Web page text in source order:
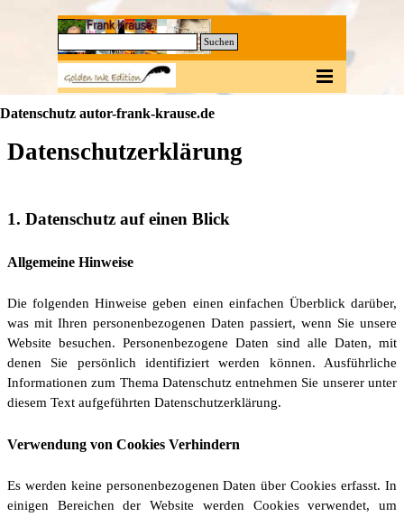
Direkt zum Seiteninhalt
Suchen
Datenschutz autor-frank-krause.de
Datenschutzerklärung
1. Datenschutz auf einen Blick
Allgemeine Hinweise
Die folgenden Hinweise geben einen einfachen Überblick darüber,
was mit Ihren personenbezogenen Daten passiert, wenn Sie unsere
Website besuchen. Personenbezogene Daten sind alle Daten, mit
denen Sie persönlich identifiziert werden können. Ausführliche
Informationen zum Thema Datenschutz entnehmen Sie unserer unter
diesem Text aufgeführten Datenschutzerklärung.
Verwendung von Cookies Verhindern
Es werden keine personenbezogenen Daten über Cookies erfasst. In
einigen Bereichen der Website werden Cookies verwendet, um